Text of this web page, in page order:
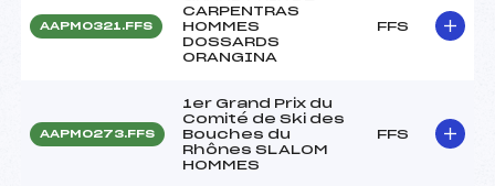
AAPM0321.FFS
CARPENTRAS
HOMMES
DOSSARDS
ORANGINA
FFS
AAPM0273.FFS
1er Grand Prix du
Comité de Ski des
Bouches du
Rhônes SLALOM
HOMMES
FFS